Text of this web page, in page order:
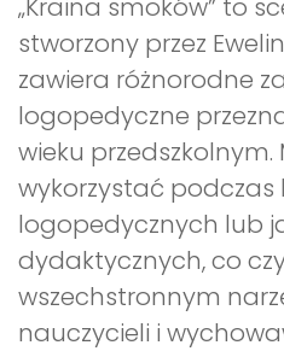
„Kraina smoków” to
stworzony przez
zawiera różnorodne
logopedyczne
wieku
wykorzystać podczas
logopedycznych lub
dydaktycznych, co
wszechstronnym
nauczycieli i